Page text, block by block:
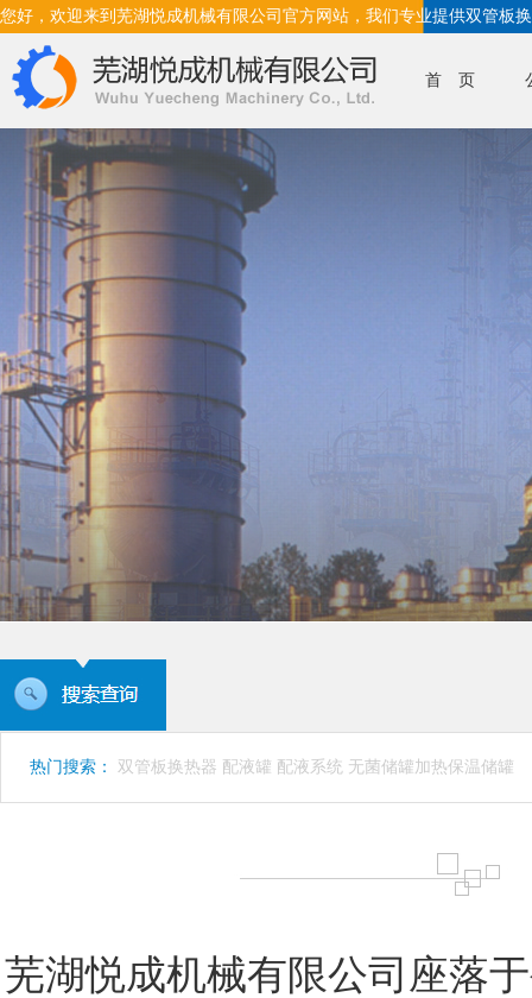
您好，欢迎来到芜湖悦成机械有限公司官方网站，我们专业提供双管板
首 页
热门搜索： 双管板换热器 配液罐 配液系统 无菌储罐加热保温储罐
芜湖悦成机械有限公司座落